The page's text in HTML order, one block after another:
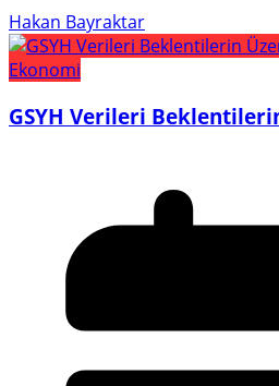
Hakan Bayraktar
Ekonomi
GSYH Verileri